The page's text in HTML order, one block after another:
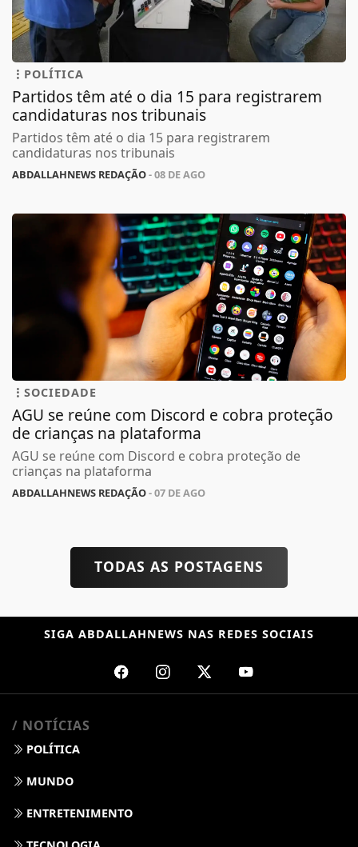
POLÍTICA
Partidos têm até o dia 15 para registrarem
candidaturas nos tribunais
Partidos têm até o dia 15 para registrarem
candidaturas nos tribunais
ABDALLAHNEWS REDAÇÃO- 08 DE AGO
SOCIEDADE
AGU se reúne com Discord e cobra proteção
de crianças na plataforma
AGU se reúne com Discord e cobra proteção de
crianças na plataforma
ABDALLAHNEWS REDAÇÃO- 07 DE AGO
TODAS AS POSTAGENS
SIGA ABDALLAHNEWS NAS REDES SOCIAIS
/ NOTÍCIAS
POLÍTICA
MUNDO
ENTRETENIMENTO